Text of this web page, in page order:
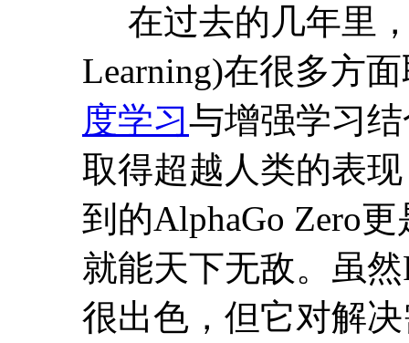
在过去的几年里，
Learning)在很多方
度学习与增强学习
取得超越人类的表
到的AlphaGo Zero
就能天下无敌。虽
很出色，但它对解